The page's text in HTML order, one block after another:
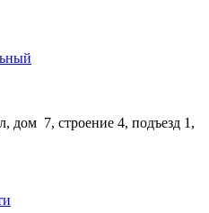
дом 7, строение 4, подъезд 1,